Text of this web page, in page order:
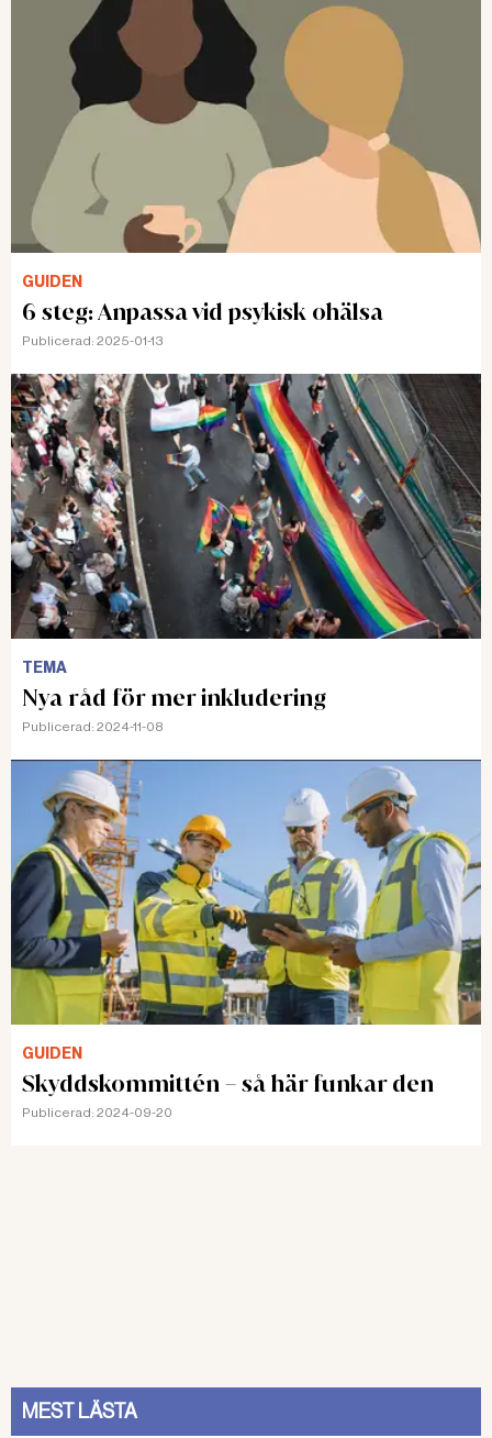
GUIDEN
6 steg: Anpassa vid psykisk ohälsa
Publicerad: 2025-01-13
TEMA
Nya råd för mer inkludering
Publicerad: 2024-11-08
GUIDEN
Skyddskommittén – så här funkar den
Publicerad: 2024-09-20
MEST LÄSTA